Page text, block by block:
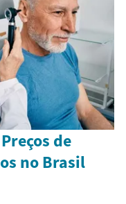
de
no Brasil